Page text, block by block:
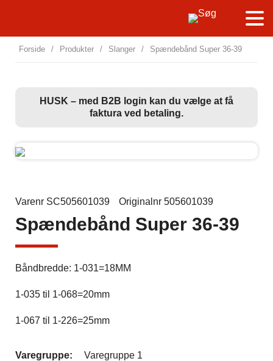
Forside / Produkter / Slanger / Spændebånd Super 36-39
HUSK – med B2B login kan du vælge at få
faktura ved betaling.
Varenr SC505601039 Originalnr 505601039
Spændebånd Super 36-39
Båndbredde: 1-031=18MM
1-035 til 1-068=20mm
1-067 til 1-226=25mm
Varegruppe:
Varegruppe 1